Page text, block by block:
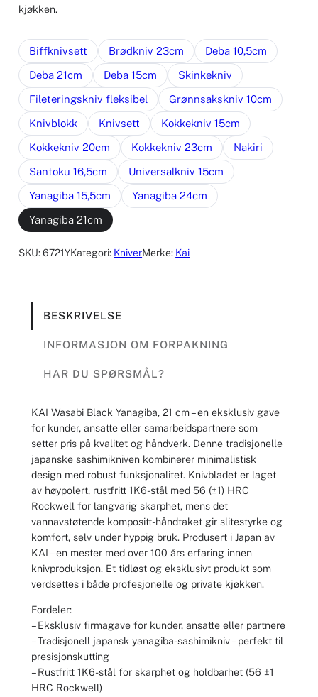
kjøkken.
Biffknivsett Brødkniv 23cm
Deba 10,5cm
Deba 21cm
Deba 15cm
Skinkekniv
Fileteringskniv fleksibel
Grønnsakskniv 10cm
Knivblokk
Knivsett
Kokkekniv 15cm
Kokkekniv 20cm
Kokkekniv 23cm
Nakiri
Santoku 16,5cm
Universalkniv 15cm
Yanagiba 15,5cm
Yanagiba 24cm
Yanagiba 21cm
SKU:6721YKategori: KniverMerke: Kai
BESKRIVELSE
INFORMASJON OM FORPAKNING
HAR DU SPØRSMÅL?
KAI Wasabi Black Yanagiba, 21 cm – en eksklusiv gave
for kunder, ansatte eller samarbeidspartnere som
setter pris på kvalitet og håndverk. Denne tradisjonelle
japanske sashimikniven kombinerer minimalistisk
design med robust funksjonalitet. Knivbladet er laget
av høypolert, rustfritt 1K6-stål med 56 (±1) HRC
Rockwell for langvarig skarphet, mens det
vannavstøtende kompositt-håndtaket gir slitestyrke og
komfort, selv under hyppig bruk. Produsert i Japan av
KAI – en mester med over 100 års erfaring innen
knivproduksjon. Et tidløst og eksklusivt produkt som
verdsettes i både profesjonelle og private kjøkken.
Fordeler:
– Eksklusiv firmagave for kunder, ansatte eller partnere
– Tradisjonell japansk yanagiba-sashimikniv – perfekt til
presisjonskutting
– Rustfritt 1K6-stål for skarphet og holdbarhet (56 ±1
HRC Rockwell)